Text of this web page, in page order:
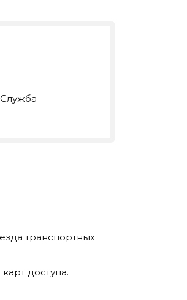
транспортных
доступа.